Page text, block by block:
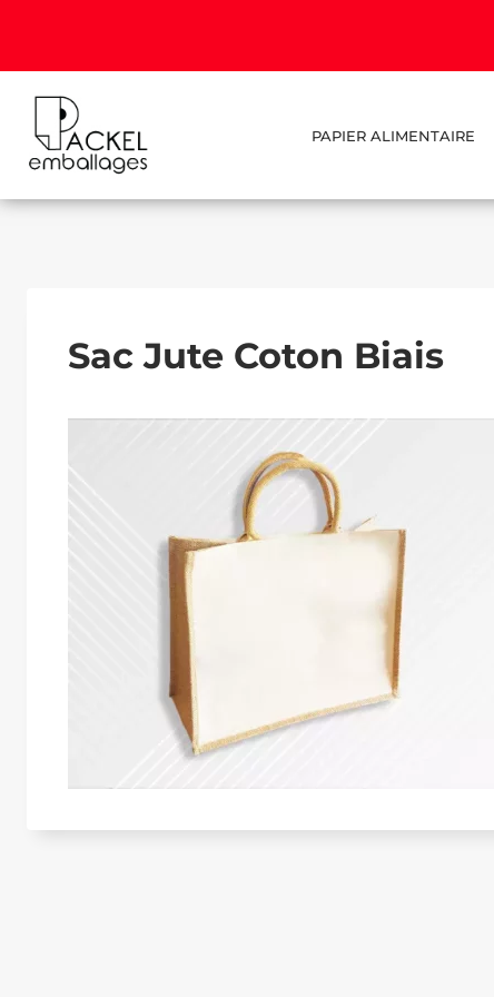
PAPIER ALIMENTAIRE
Sac Jute Coton Biais